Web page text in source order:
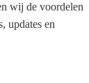
wij de voordelen
updates en